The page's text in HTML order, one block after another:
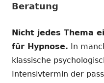
Beratung
Nicht jedes Thema
für Hypnose. In
klassische
Intensivtermin der